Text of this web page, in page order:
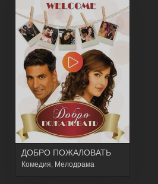
ДОБРО ПОЖАЛОВАТЬ
Комедия Мелодрама